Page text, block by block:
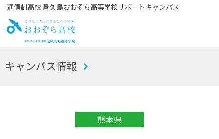
通信制高校 屋久島おおぞら高等学校サポートキャンパス
お
キャンパス情報
熊本県